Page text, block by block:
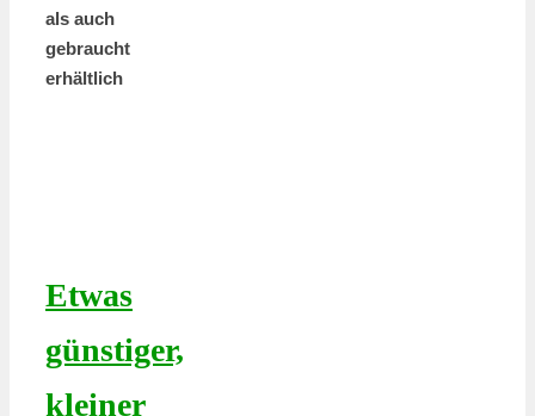
als auch
gebraucht
erhältlich
Etwas
günstiger,
kleiner